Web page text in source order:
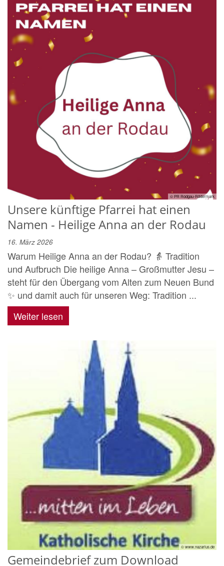
© PR Rodgau-Rödermark
Unsere künftige Pfarrei hat einen
Namen - Heilige Anna an der Rodau
16. März 2026
Warum Heilige Anna an der Rodau? 👵 Tradition
und Aufbruch Die heilige Anna – Großmutter Jesu –
steht für den Übergang vom Alten zum Neuen Bund
✨ und damit auch für unseren Weg: Tradition ...
Weiter lesen
© www.nazarius.de
Gemeindebrief zum Download